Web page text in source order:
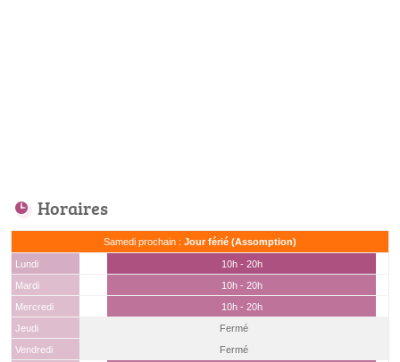
Horaires
Samedi prochain : Jour férié (Assomption)
Lundi
10h - 20h
Mardi
10h - 20h
Mercredi
10h - 20h
Jeudi
Fermé
Vendredi
Fermé